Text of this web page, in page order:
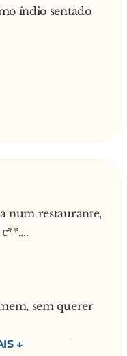
índio sentado
num restaurante,
sem querer
— responde o